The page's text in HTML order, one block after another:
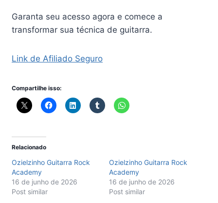
Garanta seu acesso agora e comece a
transformar sua técnica de guitarra.
Link de Afiliado Seguro
Compartilhe isso:
Relacionado
Ozielzinho Guitarra Rock
Academy
16 de junho de 2026
Post similar
Ozielzinho Guitarra Rock
Academy
16 de junho de 2026
Post similar